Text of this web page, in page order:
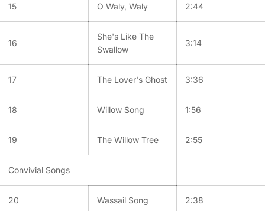
15 O Waly, Waly 2:44
16
She's Like The
Swallow
3:14
17 The Lover's Ghost 3:36
18 Willow Song 1:56
19 The Willow Tree 2:55
Convivial Songs
20 Wassail Song 2:38